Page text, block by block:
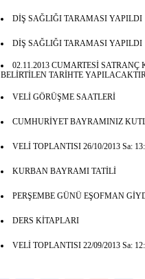
DİŞ SAĞLIĞI TARAMASI YAPILDI
DİŞ SAĞLIĞI TARAMASI YAPILDI
02.11.2013 CUMARTESİ
BELİRTİLEN TARİHTE
VELİ GÖRÜŞME SAATLERİ
CUMHURİYET BAYRAMINIZ
VELİ TOPLANTISI 26/10/2013 Sa:
KURBAN BAYRAMI TATİLİ
PERŞEMBE GÜNÜ EŞOFMAN
DERS KİTAPLARI
VELİ TOPLANTISI 22/09/2013 Sa: